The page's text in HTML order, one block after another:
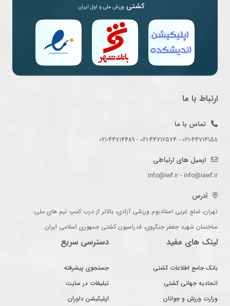
کشتی ورزش ملی و اول ایران
ارتباط با ما
تماس با ما
021-44714158 - 021-44716574 - 021-44714489
ایمیل های ارتباطی
info@iwf.ir - info@iawf.ir
آدرس
تهران، ضلع غربی استادیوم ورزشی آزادی، بالاتر از درب کمپ تیم های ملی،
ساختمان شهید جعفر جنگروی، فدراسیون کشتی جمهوری اسلامی ایران
لینک های مفید
بانک جامع اطلاعات کشتی
اتحادیه جهانی کشتی
وزارت ورزش و جوانان
دسترسی سریع
جستجوی پیشرفته
تبلیغات در سایت
اپلیکیشن داوران